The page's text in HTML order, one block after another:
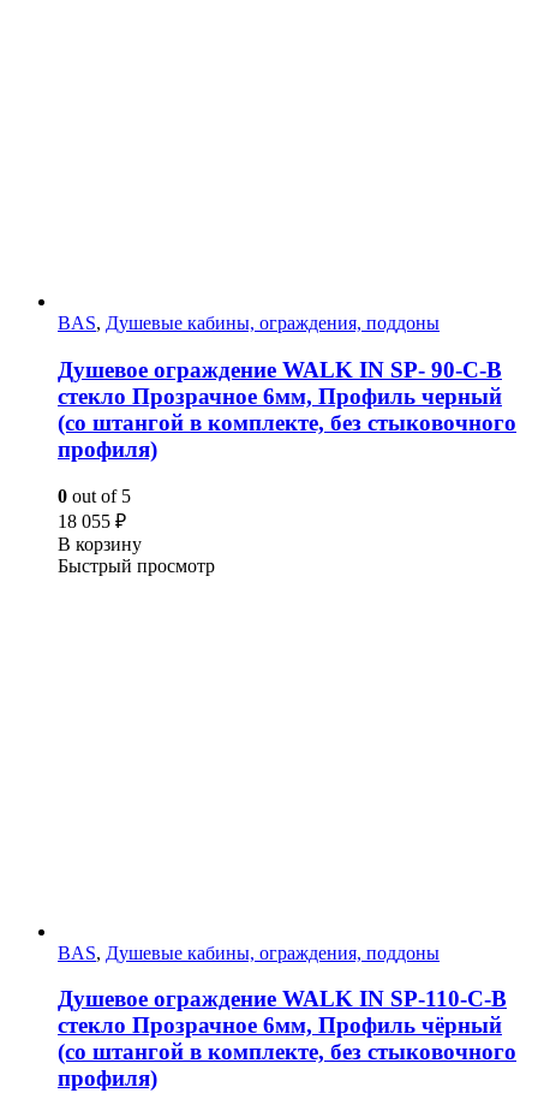
BAS, Душевые кабины, ограждения, поддоны
Душевое ограждение WALK IN SP- 90-C-B
стекло Прозрачное 6мм, Профиль черный
(со штангой в комплекте, без стыковочного
профиля)
0 out of 5
18 055 ₽
В корзину
Быстрый просмотр
BAS, Душевые кабины, ограждения, поддоны
Душевое ограждение WALK IN SP-110-C-B
стекло Прозрачное 6мм, Профиль чёрный
(со штангой в комплекте, без стыковочного
профиля)